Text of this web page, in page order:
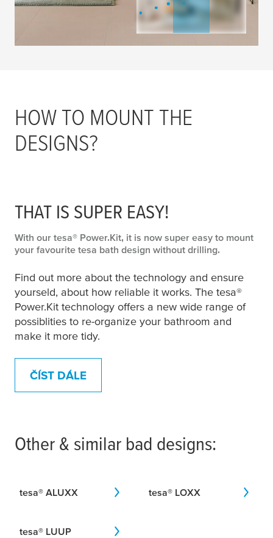
tesa® MOON
tesa® Moon Držák
tesa® Moon Držák
toaletního papíru
tesa® Moon Držák
na ručník
toaletního papíru
osušku dvojitá
HOW TO MOUNT THE
DESIGNS?
THAT IS SUPER EASY!
With our tesa® Power.Kit, it is now super easy to mount
your favourite tesa bath design without drilling.
Find out more about the technology and ensure
yourseld, about how reliable it works. The tesa®
Power.Kit technology offers a new wide range of
possiblities to re-organize your bathroom and
make it more tidy.
ČÍST DÁLE
Other & similar bad designs:
tesa® ALUXX tesa® LOXX
tesa® LUUP